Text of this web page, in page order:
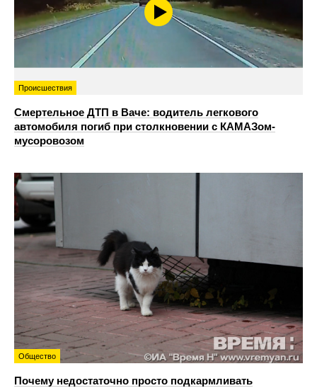
Происшествия
Смертельное ДТП в Ваче: водитель легкового
автомобиля погиб при столкновении с КАМАЗом-
мусоровозом
Общество
Почему недостаточно просто подкармливать